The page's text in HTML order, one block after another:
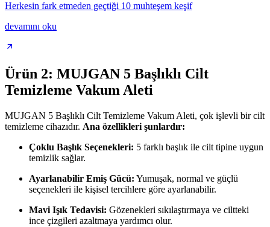
Herkesin fark etmeden geçtiği 10 muhteşem keşif
devamını oku
Ürün 2: MUJGAN 5 Başlıklı Cilt
Temizleme Vakum Aleti
MUJGAN 5 Başlıklı Cilt Temizleme Vakum Aleti, çok işlevli bir cilt
temizleme cihazıdır. Ana özellikleri şunlardır:
Çoklu Başlık Seçenekleri: 5 farklı başlık ile cilt tipine uygun
temizlik sağlar.
Ayarlanabilir Emiş Gücü: Yumuşak, normal ve güçlü
seçenekleri ile kişisel tercihlere göre ayarlanabilir.
Mavi Işık Tedavisi: Gözenekleri sıkılaştırmaya ve ciltteki
ince çizgileri azaltmaya yardımcı olur.